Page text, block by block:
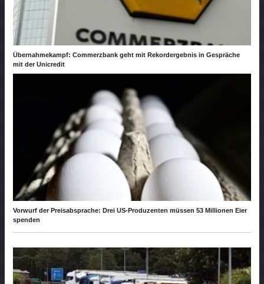
Übernahmekampf: Commerzbank geht mit Rekordergebnis in Gespräche
mit der Unicredit
Vorwurf der Preisabsprache: Drei US-Produzenten müssen 53 Millionen Eier
spenden